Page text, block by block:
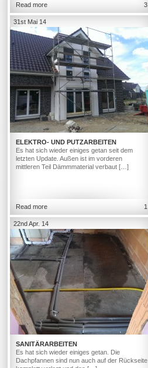
Read more 3
31st Mai 14
ELEKTRO- UND PUTZARBEITEN
Es hat sich wieder einiges getan seit dem
letzten Update. Außen ist im vorderen
mittleren Teil Dämmmaterial verbaut […]
Read more 1
22nd Apr. 14
SANITÄRARBEITEN
Es hat sich wieder einiges getan. Die
Dachpfannen sind nun auch auf der Rückseite